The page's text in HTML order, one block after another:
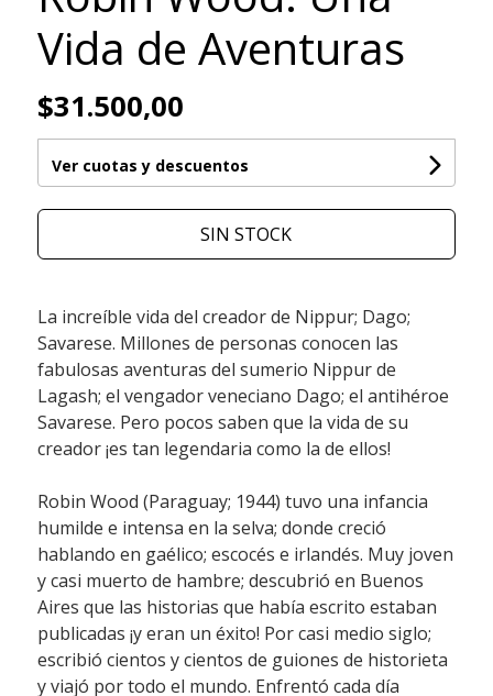
Vida de Aventuras
$31.500,00
Ver cuotas y descuentos
SIN STOCK
La increíble vida del creador de Nippur; Dago;
Savarese. Millones de personas conocen las
fabulosas aventuras del sumerio Nippur de
Lagash; el vengador veneciano Dago; el antihéroe
Savarese. Pero pocos saben que la vida de su
creador ¡es tan legendaria como la de ellos!
Robin Wood (Paraguay; 1944) tuvo una infancia
humilde e intensa en la selva; donde creció
hablando en gaélico; escocés e irlandés. Muy joven
y casi muerto de hambre; descubrió en Buenos
Aires que las historias que había escrito estaban
publicadas ¡y eran un éxito! Por casi medio siglo;
escribió cientos y cientos de guiones de historieta
y viajó por todo el mundo. Enfrentó cada día